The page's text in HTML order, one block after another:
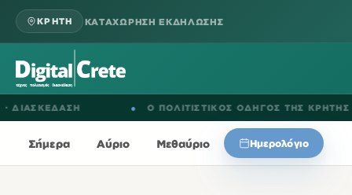
ΚΡΗΤΗ ΚΑΤΑΧΩΡΗΣΗ ΕΚΔΗΛΩΣΗΣ
● Ο ΠΟΛΙΤΙΣΤΙΚΟΣ ΟΔΗΓΟΣ ΤΗΣ ΚΡΗΤΗΣ ●
Σήμερα Αύριο Μεθαύριο Ημερολόγιο